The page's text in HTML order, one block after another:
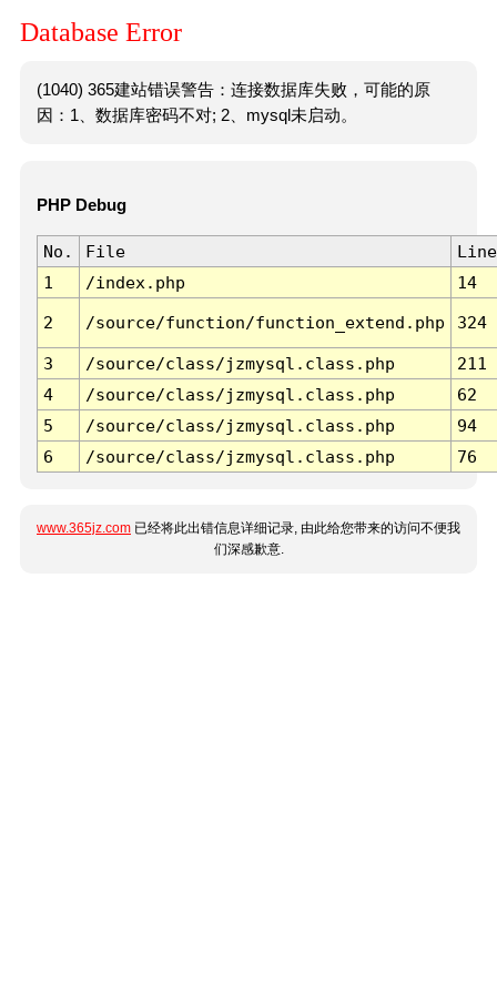
Database Error
(1040) 365建站错误警告：连接数据库失败，可能的原
因：1、数据库密码不对; 2、mysql未启动。
PHP Debug
No. File
Line
1
/index.php 14
2 /source/function/function_extend.php 324
3 /source/class/jzmysql.class.php
211
4
/source/class/jzmysql.class.php
62
5
/source/class/jzmysql.class.php
94
6
/source/class/jzmysql.class.php 76
www.365jz.com 已经将此出错信息详细记录, 由此给您带来的访问不便我
们深感歉意.